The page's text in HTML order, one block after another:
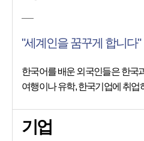
"세계인을 꿈꾸게 합니다"
한국어를 배운 외국인들은 한국
여행이나 유학, 한국기업에 취업
기업